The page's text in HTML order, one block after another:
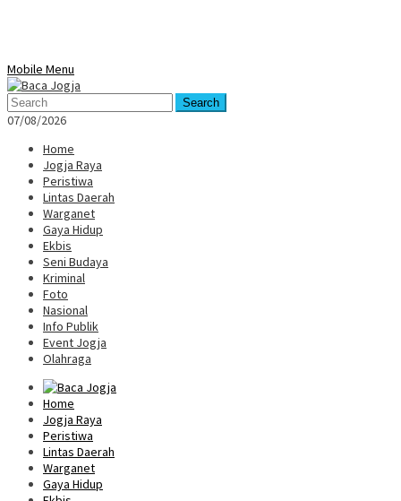
Mobile Menu
Search
07/08/2026
Home
Jogja Raya
Peristiwa
Lintas Daerah
Warganet
Gaya Hidup
Ekbis
Seni Budaya
Kriminal
Foto
Nasional
Info Publik
Event Jogja
Olahraga
Home
Jogja Raya
Peristiwa
Lintas Daerah
Warganet
Gaya Hidup